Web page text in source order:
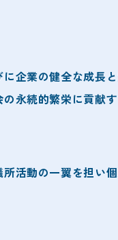
企業の健全な成長
永続的繁栄に貢献
活動の一翼を担い